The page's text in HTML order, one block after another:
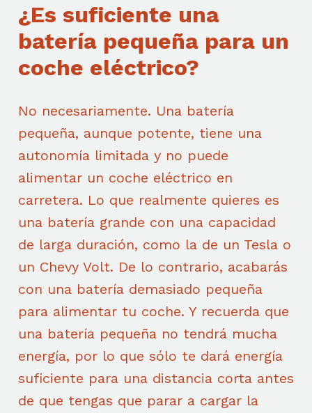
¿Es suficiente una
batería pequeña para un
coche eléctrico?
No necesariamente. Una batería
pequeña, aunque potente, tiene una
autonomía limitada y no puede
alimentar un coche eléctrico en
carretera. Lo que realmente quieres es
una batería grande con una capacidad
de larga duración, como la de un Tesla o
un Chevy Volt. De lo contrario, acabarás
con una batería demasiado pequeña
para alimentar tu coche. Y recuerda que
una batería pequeña no tendrá mucha
energía, por lo que sólo te dará energía
suficiente para una distancia corta antes
de que tengas que parar a cargar la